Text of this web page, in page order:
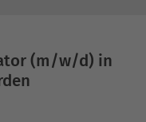
(m/w/d) in